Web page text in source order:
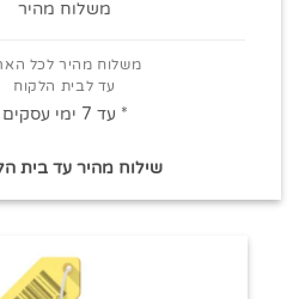
משלוח מהיר
משלוח מהיר לכל
עד לבית הלקוח
* עד 7 ימי עסקים
שילוח מהיר עד בית